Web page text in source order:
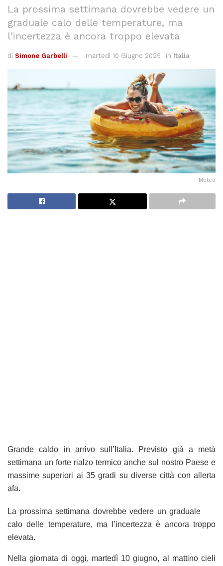
La prossima settimana dovrebbe vedere un
graduale calo delle temperature, ma
l'incertezza è ancora troppo elevata
di Simone Garbelli martedì 10 Giugno 2025 in Italia
Meteo
Grande caldo in arrivo sull’Italia. Previsto già a metà
settimana un forte rialzo termico anche sul nostro Paese e
massime superiori ai 35 gradi su diverse città con allerta
afa.
La prossima settimana dovrebbe vedere un graduale
calo delle temperature, ma l’incertezza è ancora troppo
elevata.
Nella giornata di oggi, martedì 10 giugno, al mattino cieli